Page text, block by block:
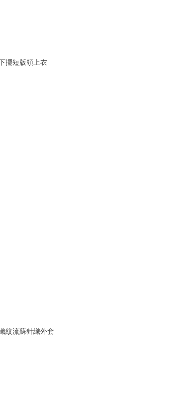
擺短版領上衣
紋流蘇針織外套